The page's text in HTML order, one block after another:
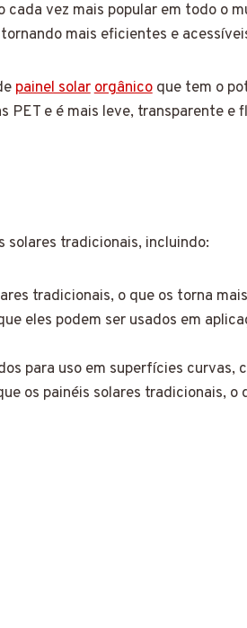
vez mais popular em todo o
mais eficientes e
painel solarorgânicoque tem o
e é mais leve, transparente e
solares tradicionais, incluindo:
tradicionais, o que os torna
eles podem ser usados em
para uso em superfícies curvas,
os painéis solares tradicionais, o